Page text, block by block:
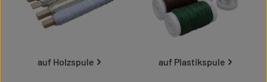
auf Holzspule auf Plastikspule